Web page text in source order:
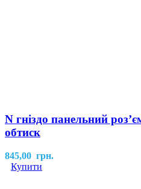
N гніздо панельний
обтиск
845,00 грн.
Купити